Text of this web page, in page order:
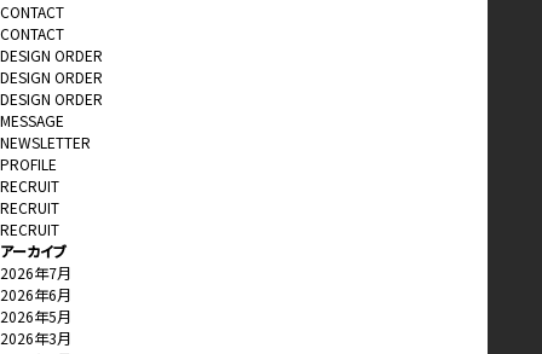
CONTACT
CONTACT
DESIGN ORDER
DESIGN ORDER
DESIGN ORDER
MESSAGE
NEWSLETTER
PROFILE
RECRUIT
RECRUIT
RECRUIT
アーカイブ
2026年7月
2026年6月
2026年5月
2026年3月